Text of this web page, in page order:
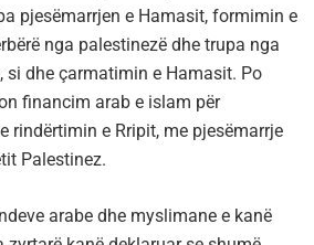
pjesëmarrjen e Hamasit, formimin e
nga palestinezë dhe trupa nga
si dhe çarmatimin e Hamasit. Po
financim arab e islam për
rindërtimin e Rripit, me pjesëmarrje
Palestinez.
arabe dhe myslimane e kanë